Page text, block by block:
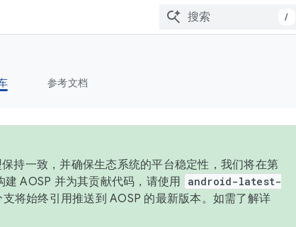
/
参考文档
持一致，并确保生态系统的平台稳定性，我们将在第
AOSP 并为其贡献代码，请使用
android-latest-
支将始终引用推送到 AOSP 的最新版本。如需了解详